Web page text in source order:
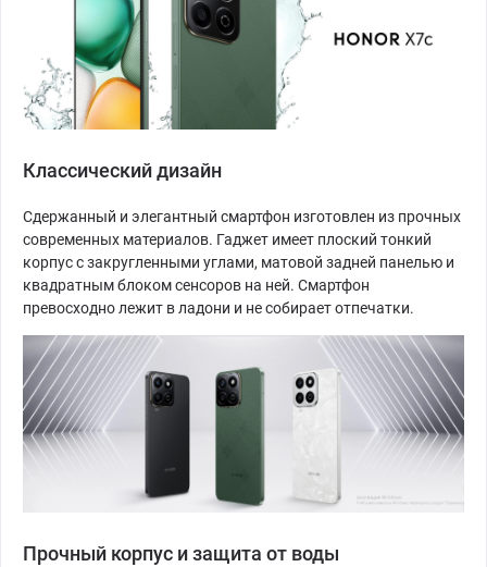
Классический дизайн
Сдержанный и элегантный смартфон изготовлен из прочных
современных материалов. Гаджет имеет плоский тонкий
корпус с закругленными углами, матовой задней панелью и
квадратным блоком сенсоров на ней. Смартфон
превосходно лежит в ладони и не собирает отпечатки.
Прочный корпус и защита от воды